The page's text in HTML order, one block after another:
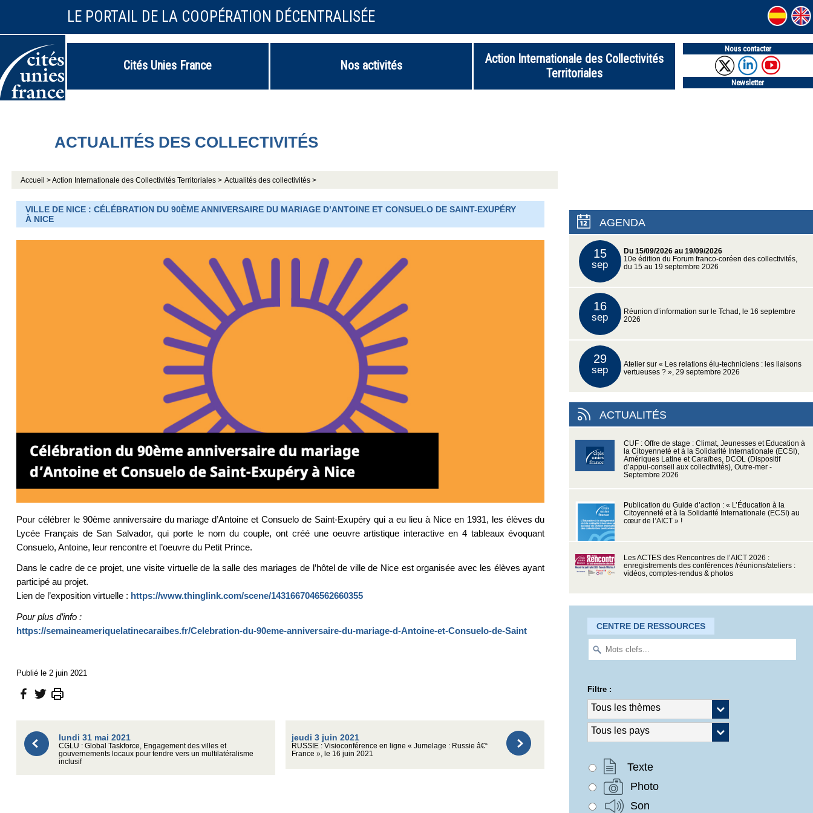
LE PORTAIL DE LA COOPÉRATION DÉCENTRALISÉE
Cités Unies France Nos activités
Action Internationale des Collectivités
Territoriales
Nous contacter
Newsletter
ACTUALITÉS DES COLLECTIVITÉS
Accueil >Action Internationale des Collectivités Territoriales > Actualités des collectivités >
VILLE DE NICE : CÉLÉBRATION DU 90ÈME ANNIVERSAIRE DU MARIAGE D’ANTOINE ET CONSUELO DE SAINT-EXUPÉRY
À NICE
Pour célébrer le 90ème anniversaire du mariage d’Antoine et Consuelo de Saint-Exupéry qui a eu lieu à Nice en 1931, les élèves du
Lycée Français de San Salvador, qui porte le nom du couple, ont créé une oeuvre artistique interactive en 4 tableaux évoquant
Consuelo, Antoine, leur rencontre et l’oeuvre du Petit Prince.
Dans le cadre de ce projet, une visite virtuelle de la salle des mariages de l’hôtel de ville de Nice est organisée avec les élèves ayant
participé au projet.
Lien de l’exposition virtuelle : https://www.thinglink.com/scene/1431667046562660355
Pour plus d’info :
https://semaineameriquelatinecaraibes.fr/Celebration-du-90eme-anniversaire-du-mariage-d-Antoine-et-Consuelo-de-Saint
Publié le 2 juin 2021
lundi 31 mai 2021
CGLU : Global Taskforce, Engagement des villes et
gouvernements locaux pour tendre vers un multilatéralisme
inclusif
jeudi 3 juin 2021
RUSSIE : Visioconférence en ligne « Jumelage : Russie â€“
France », le 16 juin 2021
AGENDA
15
sep
Du 15/09/2026 au 19/09/2026
10e édition du Forum franco-coréen des collectivités,
du 15 au 19 septembre 2026
16
sep
Réunion d’information sur le Tchad, le 16 septembre
2026
29
sep
Atelier sur « Les relations élu-techniciens : les liaisons
vertueuses ? », 29 septembre 2026
ACTUALITÉS
CUF : Offre de stage : Climat, Jeunesses et Education à
la Citoyenneté et à la Solidarité Internationale (ECSI),
Amériques Latine et Caraïbes, DCOL (Dispositif
d’appui-conseil aux collectivités), Outre-mer -
Septembre 2026
Publication du Guide d’action : « L’Éducation à la
Citoyenneté et à la Solidarité Internationale (ECSI) au
cœur de l’AICT » !
Les ACTES des Rencontres de l’AICT 2026 :
enregistrements des conférences /réunions/ateliers :
vidéos, comptes-rendus & photos
CENTRE DE RESSOURCES
Filtre :
Texte
Photo
Son